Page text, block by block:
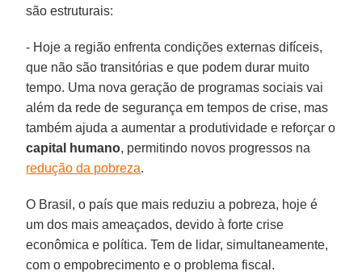
são estruturais:
- Hoje a região enfrenta condições externas difíceis,
que não são transitórias e que podem durar muito
tempo. Uma nova geração de programas sociais vai
além da rede de segurança em tempos de crise, mas
também ajuda a aumentar a produtividade e reforçar o
capital humano, permitindo novos progressos na
redução da pobreza.
O Brasil, o país que mais reduziu a pobreza, hoje é
um dos mais ameaçados, devido à forte crise
econômica e política. Tem de lidar, simultaneamente,
com o empobrecimento e o problema fiscal.